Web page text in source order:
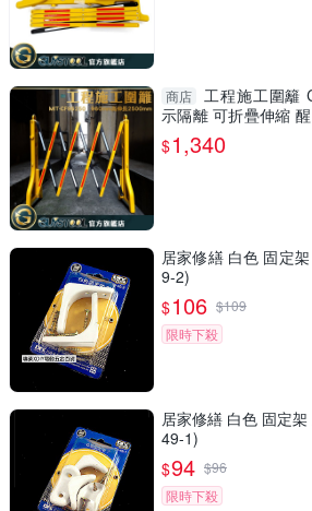
商店
工程施工圍籬
示隔離 可折疊伸縮
護圍欄 室內裝潢
$1,340
居家修繕 白色 固定
9-2)
$106 $109
限時下殺
居家修繕 白色 固定
49-1)
$94 $96
限時下殺